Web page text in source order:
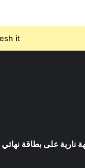
it.
على بطاقة نهائي